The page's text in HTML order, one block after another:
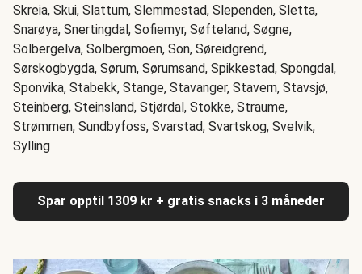
Skreia, Skui, Slattum, Slemmestad, Slependen, Sletta,
Snarøya, Snertingdal, Sofiemyr, Søfteland, Søgne,
Solbergelva, Solbergmoen, Son, Søreidgrend,
Sørskogbygda, Sørum, Sørumsand, Spikkestad, Spongdal,
Sponvika, Stabekk, Stange, Stavanger, Stavern, Stavsjø,
Steinberg, Steinsland, Stjørdal, Stokke, Straume,
Strømmen, Sundbyfoss, Svarstad, Svartskog, Svelvik,
Sylling
Spar opptil 1309 kr + gratis snacks i 3 måneder